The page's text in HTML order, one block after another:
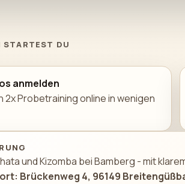
STARTEST DU
anmelden
2x Probetraining online in wenigen
und Kizomba bei Bamberg - mit
Brückenweg 4, 96149